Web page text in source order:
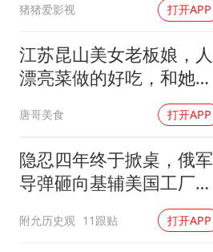
猪猪爱影视 打开APP
江苏昆山美女老板娘，人
漂亮菜做的好吃，和她小
唐哥美食 打开APP
隐忍四年终于掀桌，俄军
导弹砸向基辅美国工厂，
附允历史观 11跟贴 打开APP